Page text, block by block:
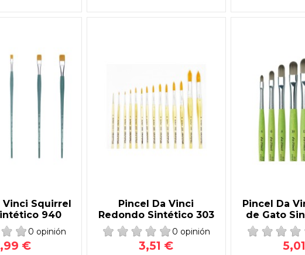
Vinci Squirrel
940
0 opinión
€
Pincel Da Vinci
Redondo Sintético 303
0 opinión
3,51 €
Pincel Da
de Gato